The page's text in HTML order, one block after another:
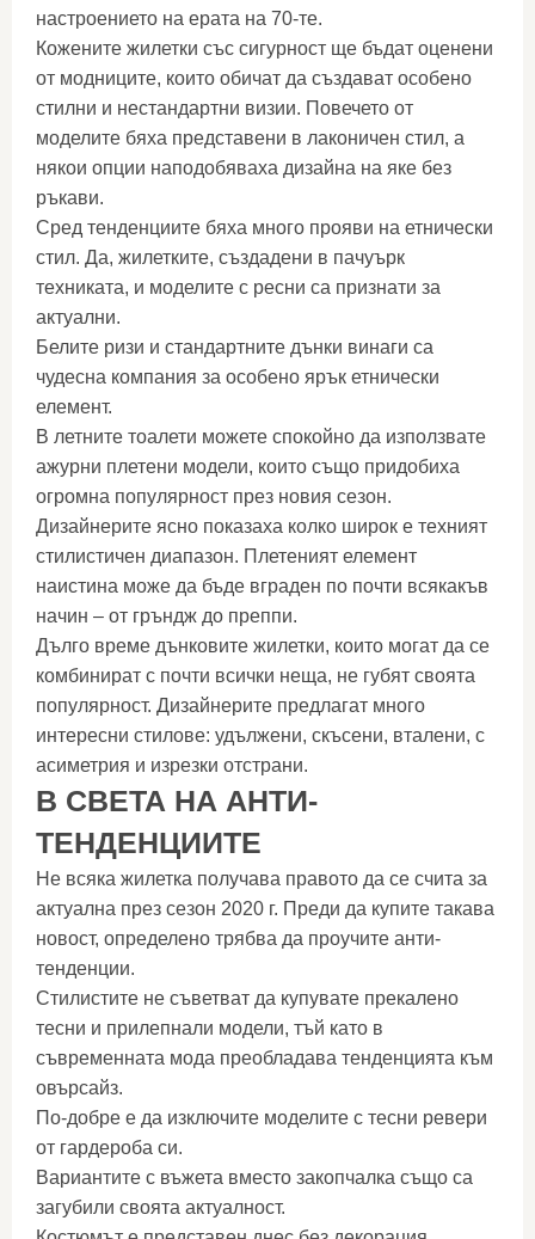
настроението на ерата на 70-те.
Кожените жилетки със сигурност ще бъдат оценени
от модниците, които обичат да създават особено
стилни и нестандартни визии. Повечето от
моделите бяха представени в лаконичен стил, а
някои опции наподобяваха дизайна на яке без
ръкави.
Сред тенденциите бяха много прояви на етнически
стил. Да, жилетките, създадени в пачуърк
техниката, и моделите с ресни са признати за
актуални.
Белите ризи и стандартните дънки винаги са
чудесна компания за особено ярък етнически
елемент.
В летните тоалети можете спокойно да използвате
ажурни плетени модели, които също придобиха
огромна популярност през новия сезон.
Дизайнерите ясно показаха колко широк е техният
стилистичен диапазон. Плетеният елемент
наистина може да бъде вграден по почти всякакъв
начин – от гръндж до преппи.
Дълго време дънковите жилетки, които могат да се
комбинират с почти всички неща, не губят своята
популярност. Дизайнерите предлагат много
интересни стилове: удължени, скъсени, вталени, с
асиметрия и изрезки отстрани.
В СВЕТА НА АНТИ-
ТЕНДЕНЦИИТЕ
Не всяка жилетка получава правото да се счита за
актуална през сезон 2020 г. Преди да купите такава
новост, определено трябва да проучите анти-
тенденции.
Стилистите не съветват да купувате прекалено
тесни и прилепнали модели, тъй като в
съвременната мода преобладава тенденцията към
овърсайз.
По-добре е да изключите моделите с тесни ревери
от гардероба си.
Вариантите с въжета вместо закопчалка също са
загубили своята актуалност.